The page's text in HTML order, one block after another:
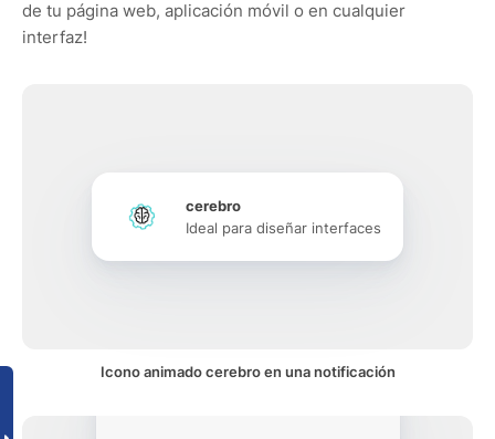
de tu página web, aplicación móvil o en cualquier
interfaz!
cerebro
Ideal para diseñar interfaces
Icono animado cerebro en una notificación